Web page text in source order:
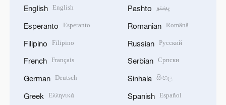
English English
Esperanto Esperanto
Filipino Filipino
French Français
German Deutsch
Greek Ελληνικά
Pashto پښتو
Romanian Română
Russian Русский
Serbian Српски
Sinhala සිංහල
Spanish Español